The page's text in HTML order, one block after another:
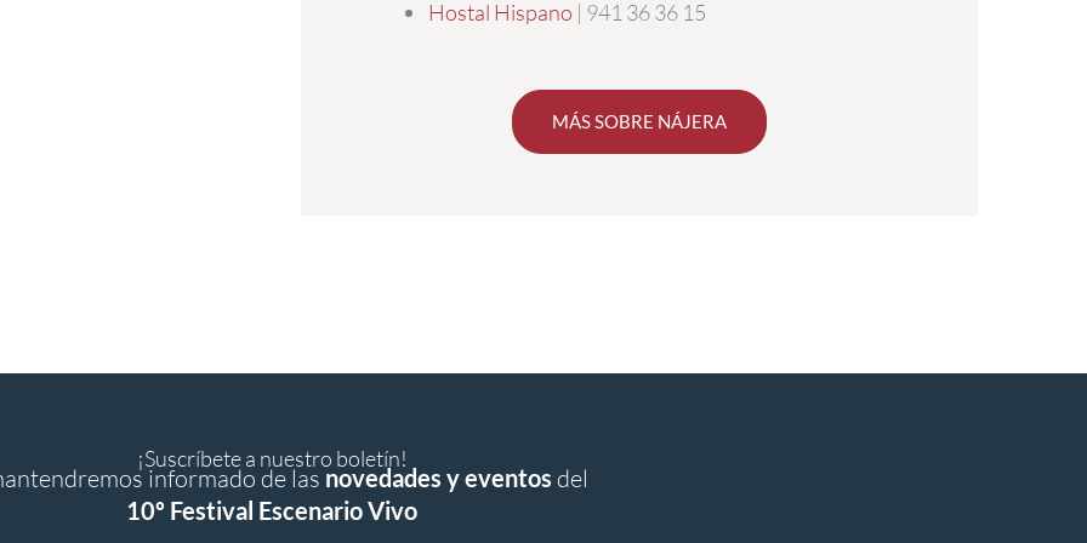
Hostal Hispano | 941 36 36 15
MÁS SOBRE NÁJERA
¡Suscríbete a nuestro boletín!
informado de las novedades y eventos del
10º Festival Escenario Vivo